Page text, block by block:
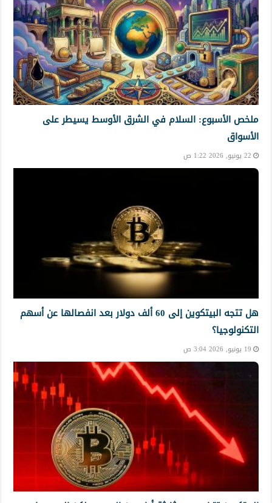
ملخص الأسبوع: السلام في الشرق الأوسط يسيطر على
الأسواق
22 يونيو, 2026 1:22 ص
هل تتجه البيتكوين إلى 60 ألف دولار بعد انفصالها عن أسهم
التكنولوجيا؟
19 يونيو, 2026 3:04 ص